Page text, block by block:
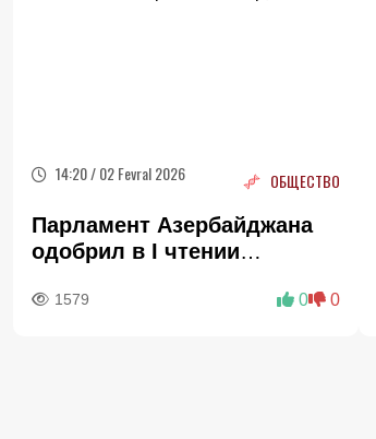
14:20 / 02 Fevral 2026 ОБЩЕСТВО
Парламент Азербайджана
одобрил в I чтении
минимальной зарплаты
1579 0 0